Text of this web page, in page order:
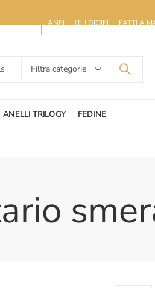
ANELLI.IT: I GIOIELLI FATTI A
ANELLI TRILOGY FEDINE